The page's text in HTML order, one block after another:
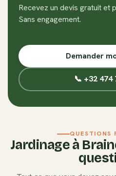
Recevez un devis gratuit et
Sans engagement.
Demander
📞 +32 474
QUESTIONS
Jardinage à